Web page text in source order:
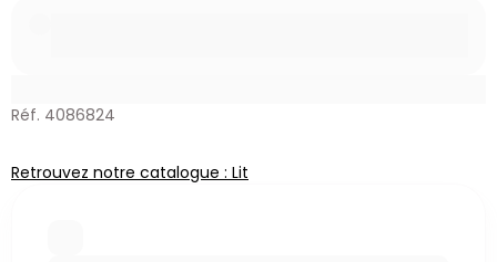
Réf. 4086824
Retrouvez notre catalogue : Lit